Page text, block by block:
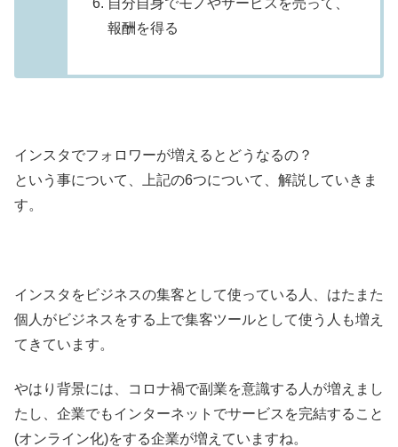
報酬を得る
インスタでフォロワーが増えるとどうなるの？
という事について、上記の6つについて、解説していきま
す。
インスタをビジネスの集客として使っている人、はたまた
個人がビジネスをする上で集客ツールとして使う人も増え
てきています。
やはり背景には、コロナ禍で副業を意識する人が増えまし
たし、企業でもインターネットでサービスを完結すること
(オンライン化)をする企業が増えていますね。